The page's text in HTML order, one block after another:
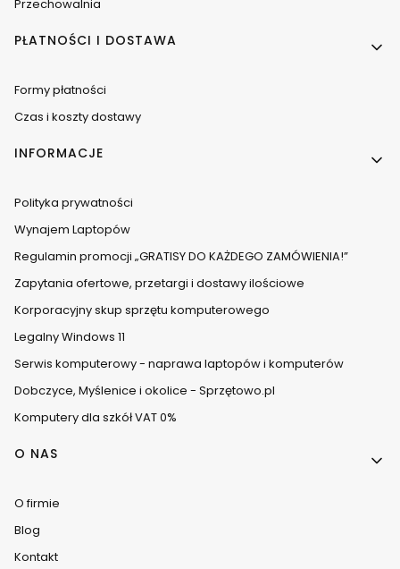
Przechowalnia
PŁATNOŚCI I DOSTAWA
Formy płatności
Czas i koszty dostawy
INFORMACJE
Polityka prywatności
Wynajem Laptopów
Regulamin promocji „GRATISY DO KAŻDEGO ZAMÓWIENIA!”
Zapytania ofertowe, przetargi i dostawy ilościowe
Korporacyjny skup sprzętu komputerowego
Legalny Windows 11
Serwis komputerowy - naprawa laptopów i komputerów
Dobczyce, Myślenice i okolice - Sprzętowo.pl
Komputery dla szkół VAT 0%
O NAS
O firmie
Blog
Kontakt